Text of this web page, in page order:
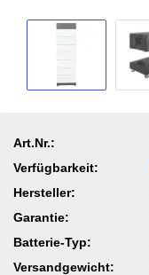
Art.Nr.:
Verfügbarkeit:
Hersteller:
Garantie:
Batterie-Typ:
Versandgewicht: